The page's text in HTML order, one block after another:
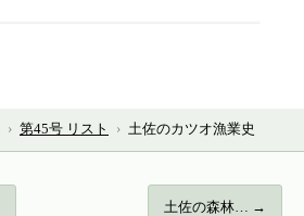
› 第45号 リスト › 土佐のカツオ漁業史
土佐の森林… →